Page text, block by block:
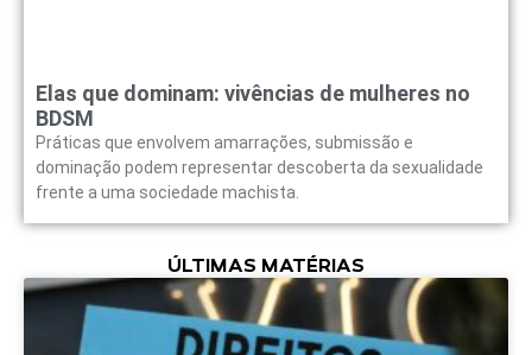
Elas que dominam: vivências de mulheres no
BDSM
Práticas que envolvem amarrações, submissão e
dominação podem representar descoberta da sexualidade
frente a uma sociedade machista.
ÚLTIMAS MATÉRIAS